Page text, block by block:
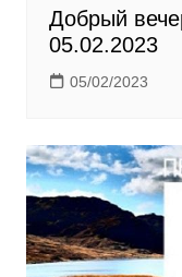
Добрый
05.02.2023
05/02/2023